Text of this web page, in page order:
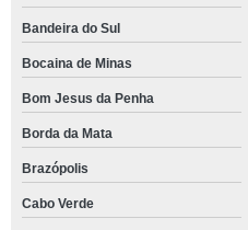
Bandeira do Sul
Bocaina de Minas
Bom Jesus da Penha
Borda da Mata
Brazópolis
Cabo Verde